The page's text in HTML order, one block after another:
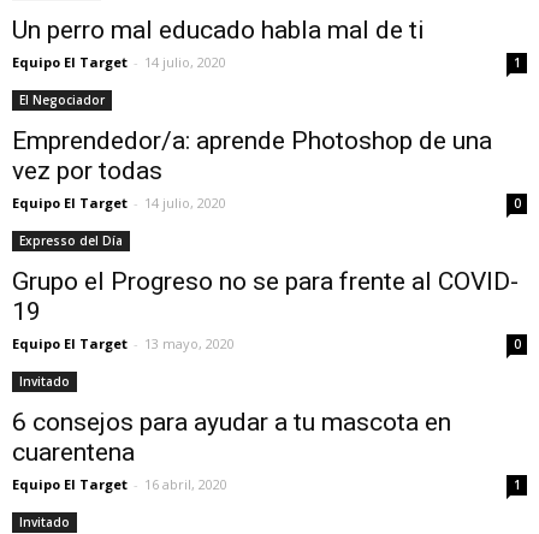
Un perro mal educado habla mal de ti
Equipo El Target - 14 julio, 2020 1
El Negociador
Emprendedor/a: aprende Photoshop de una
vez por todas
Equipo El Target - 14 julio, 2020 0
Expresso del Día
Grupo el Progreso no se para frente al COVID-
19
Equipo El Target - 13 mayo, 2020 0
Invitado
6 consejos para ayudar a tu mascota en
cuarentena
Equipo El Target - 16 abril, 2020 1
Invitado